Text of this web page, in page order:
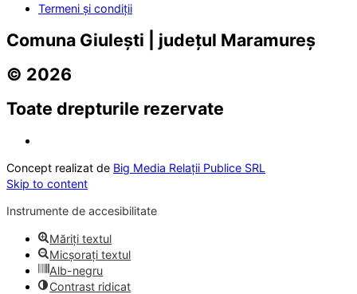
Termeni și condiții
Comuna Giulești | județul Maramureș
© 2026
Toate drepturile rezervate
Concept realizat de Big Media Relații Publice SRL
Skip to content
Instrumente de accesibilitate
Măriți textul
Micșorați textul
Alb-negru
Contrast ridicat